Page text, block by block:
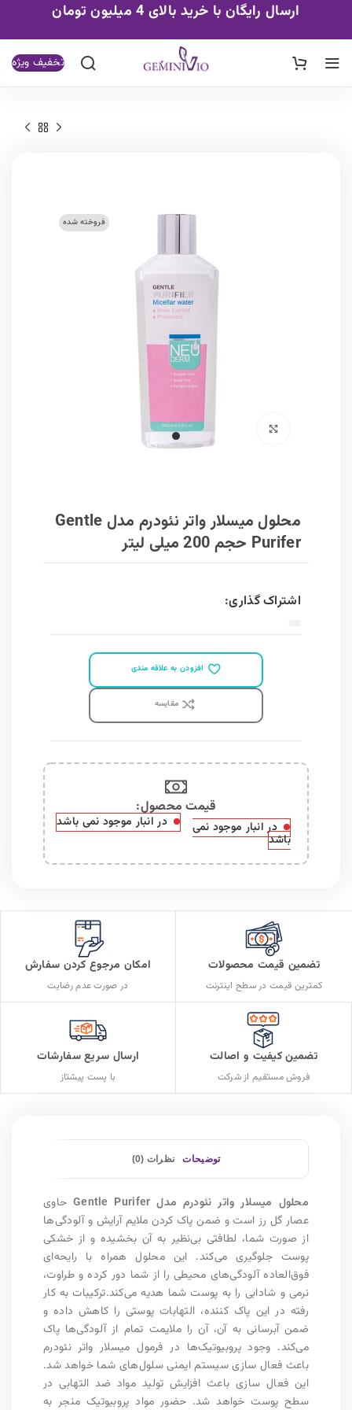
ارسال رایگان با خرید بالای 4 میلیون تومان
تخفیف ویژه
فروخته شده
برای بزرگنمایی کلیک کنید
محلول میسلار واتر نئودرم مدل Gentle
Purifer حجم 200 میلی لیتر
اشتراک گذاری:
افزودن به علاقه مندی
مقايسه
قیمت محصول:​
در انبار موجود نمی
باشد
در انبار موجود نمی باشد
تضمین قیمت محصولات
کمترین قیمت در سطح اینترنت
امکان مرجوع کردن سفارش
در صورت عدم رضایت
تضمین کیفیت و اصالت
فروش مستقیم از شرکت
ارسال سریع سفارشات
با پست پیشتاز
توضیحات نظرات (0)
محلول میسلار واتر نئودرم مدل Gentle Purifer
حاوی
عصار گل رز است و ضمن پاک کردن ملایم آرایش و آلودگی‌ها
از صورت شما، لطافتی بی‌نظیر به آن بخشیده و از خشکی
پوست جلوگیری می‌کند. این محلول همراه با رایحه‌ای
فوق‌‎العاده آلودگی‌های محیطی را از شما دور کرده و طراوت،
نرمی و شادابی را به پوست شما هدیه می‌کند.ترکیبات به کار
رفته در این پاک کننده، التهابات پوستی را کاهش داده و
ضمن آبرسانی به آن، آن را ملایمت تمام از آلودگی‌ها پاک
می‌کند. وجود پروبیوتیک‌ها در فرمول میسلار واتر نئودرم
باعث فعال سازی سیستم ایمنی سلول‌های شما خواهد شد.
این فعال سازی باعث افزایش تولید مواد ضد التهابی در
سطح پوست خواهد شد. حضور مواد پروبیوتیک منجر به